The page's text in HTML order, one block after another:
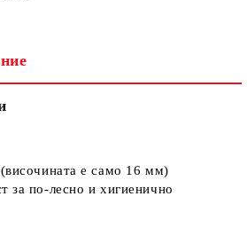
е само 16 мм)
за по-лесно и хигиенично